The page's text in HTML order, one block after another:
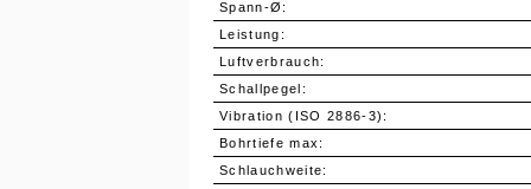
Spann-Ø:
Leistung:
Luftverbrauch:
Schallpegel:
Vibration (ISO 2886-3):
Bohrtiefe max:
Schlauchweite: